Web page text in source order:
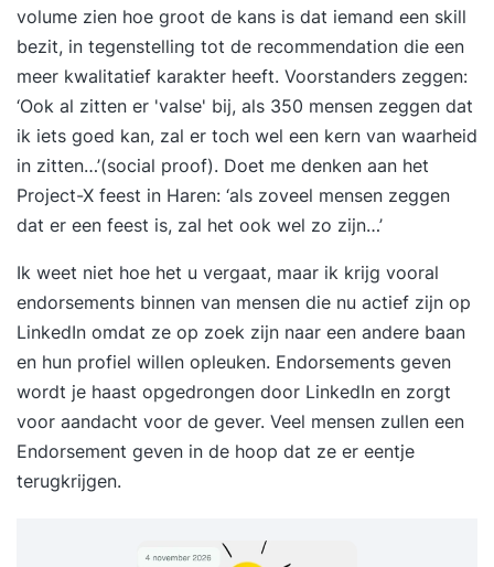
volume zien hoe groot de kans is dat iemand een skill
bezit, in tegenstelling tot de recommendation die een
meer kwalitatief karakter heeft. Voorstanders zeggen:
‘Ook al zitten er 'valse' bij, als 350 mensen zeggen dat
ik iets goed kan, zal er toch wel een kern van waarheid
in zitten…’(social proof). Doet me denken aan het
Project-X feest in Haren: ‘als zoveel mensen zeggen
dat er een feest is, zal het ook wel zo zijn…’
Ik weet niet hoe het u vergaat, maar ik krijg vooral
endorsements binnen van mensen die nu actief zijn op
LinkedIn omdat ze op zoek zijn naar een andere baan
en hun profiel willen opleuken. Endorsements geven
wordt je haast opgedrongen door LinkedIn en zorgt
voor aandacht voor de gever. Veel mensen zullen een
Endorsement geven in de hoop dat ze er eentje
terugkrijgen.